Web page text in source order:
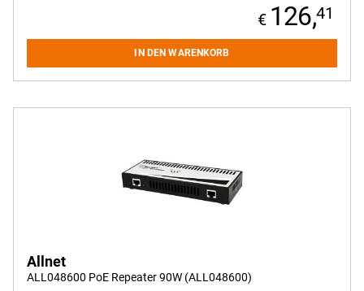
126,41
IN DEN WARENKORB
ALL048600 PoE Repeater 90W (ALL048600)
Allnet